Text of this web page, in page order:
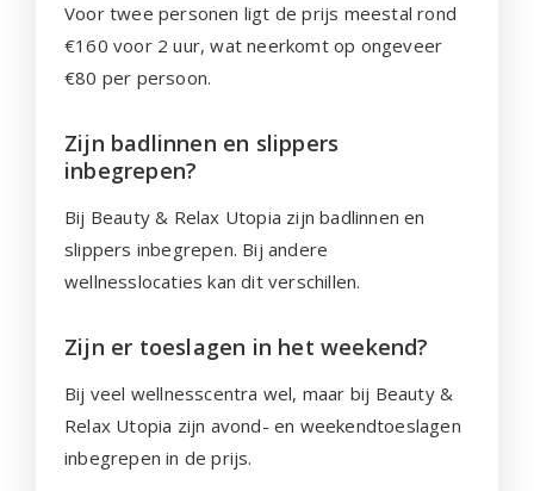
Voor twee personen ligt de prijs meestal rond
€160 voor 2 uur, wat neerkomt op ongeveer
€80 per persoon.
Zijn badlinnen en slippers
inbegrepen?
Bij Beauty & Relax Utopia zijn badlinnen en
slippers inbegrepen. Bij andere
wellnesslocaties kan dit verschillen.
Zijn er toeslagen in het weekend?
Bij veel wellnesscentra wel, maar bij Beauty &
Relax Utopia zijn avond- en weekendtoeslagen
inbegrepen in de prijs.